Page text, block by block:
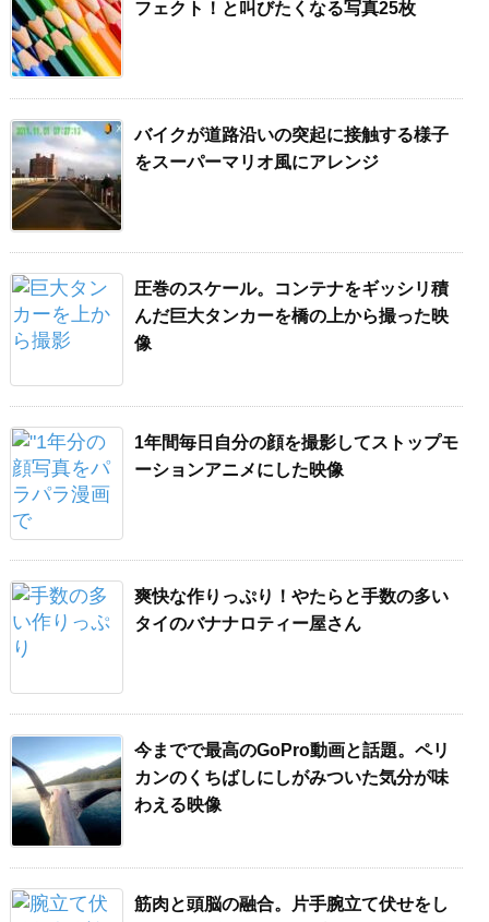
フェクト！と叫びたくなる写真25枚
バイクが道路沿いの突起に接触する様子
をスーパーマリオ風にアレンジ
圧巻のスケール。コンテナをギッシリ積
んだ巨大タンカーを橋の上から撮った映
像
1年間毎日自分の顔を撮影してストップモ
ーションアニメにした映像
爽快な作りっぷり！やたらと手数の多い
タイのバナナロティー屋さん
今までで最高のGoPro動画と話題。ペリ
カンのくちばしにしがみついた気分が味
わえる映像
筋肉と頭脳の融合。片手腕立て伏せをし